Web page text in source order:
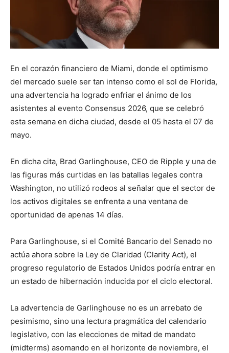
En el corazón financiero de Miami, donde el optimismo
del mercado suele ser tan intenso como el sol de Florida,
una advertencia ha logrado enfriar el ánimo de los
asistentes al evento Consensus 2026, que se celebró
esta semana en dicha ciudad, desde el 05 hasta el 07 de
mayo.
En dicha cita, Brad Garlinghouse, CEO de Ripple y una de
las figuras más curtidas en las batallas legales contra
Washington, no utilizó rodeos al señalar que el sector de
los activos digitales se enfrenta a una ventana de
oportunidad de apenas 14 días.
Para Garlinghouse, si el Comité Bancario del Senado no
actúa ahora sobre la Ley de Claridad (Clarity Act), el
progreso regulatorio de Estados Unidos podría entrar en
un estado de hibernación inducida por el ciclo electoral.
La advertencia de Garlinghouse no es un arrebato de
pesimismo, sino una lectura pragmática del calendario
legislativo, con las elecciones de mitad de mandato
(midterms) asomando en el horizonte de noviembre, el